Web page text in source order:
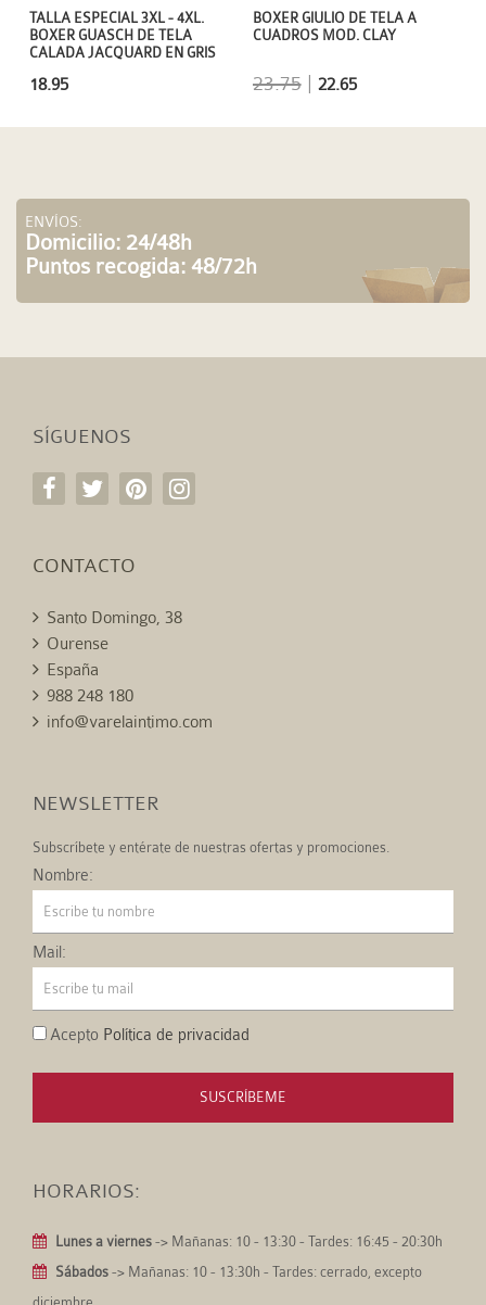
BOXER GIULIO DE TELA A
CUADROS MOD. CLAY
23.75| 22.65
TALLA ESPECIAL 3XL - 4XL.
BOXER GUASCH DE TELA
CALADA JACQUARD EN GRIS
18.95
ENVÍOS:
Domicilio: 24/48h
Puntos recogida: 48/72h
SÍGUENOS
CONTACTO
Santo Domingo, 38
Ourense
España
988 248 180
info@varelaintimo.com
NEWSLETTER
Subscríbete y entérate de nuestras ofertas y promociones.
Nombre:
Mail:
Acepto Política de privacidad
SUSCRÍBEME
HORARIOS:
Lunes a viernes -> Mañanas: 10 - 13:30 - Tardes: 16:45 - 20:30h
Sábados -> Mañanas: 10 - 13:30h - Tardes: cerrado, excepto